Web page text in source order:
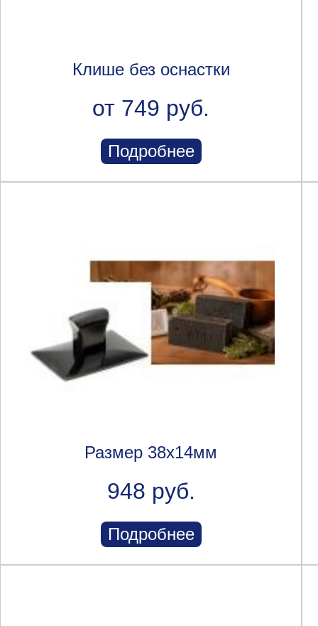
Клише без оснастки
от 749 руб.
Подробнее
Размер 38х14мм
948 руб.
Подробнее